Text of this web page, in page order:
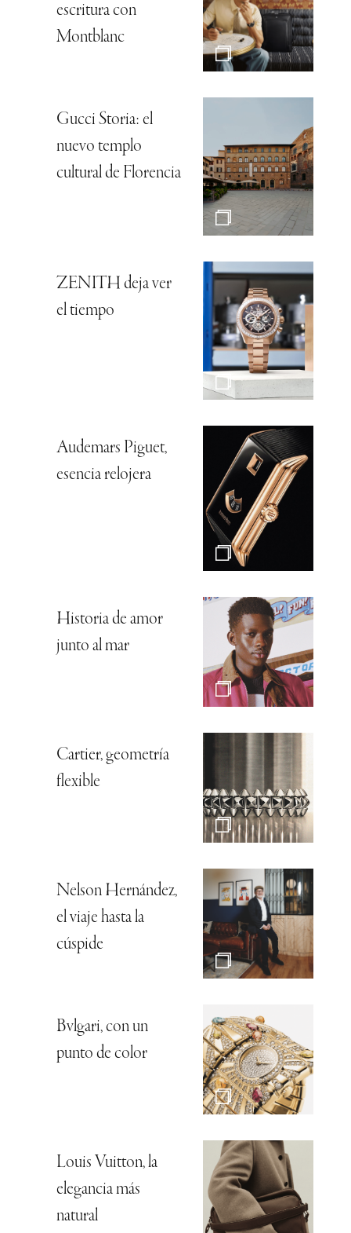
escritura con
Montblanc
Gucci Storia: el
nuevo templo
cultural de Florencia
ZENITH deja ver
el tiempo
Audemars Piguet,
esencia relojera
Historia de amor
junto al mar
Cartier, geometría
flexible
Nelson Hernández,
el viaje hasta la
cúspide
Bvlgari, con un
punto de color
Louis Vuitton, la
elegancia más
natural